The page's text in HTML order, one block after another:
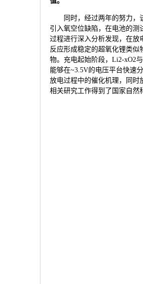
同时，经过两年的努力
引入氧空位缺陷，在电池的
过程进行深入分析发现，在放
反应形成稳定的超氧化锂类
物。充电起始阶段，Li2-xO2
能够在~3.5V的电压平台快速
放电过程中的催化机理，同时
相关研究工作得到了国家自然